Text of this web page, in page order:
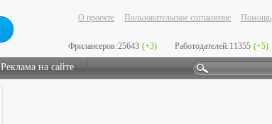
О проекте Пользовательское соглашение Помощь
Фрилансеров:25643 (+3) Работодателей:11355 (+5)
Реклама на сайте